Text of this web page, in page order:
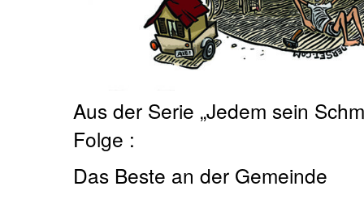
Aus der Serie „Jedem sein
Folge :
Das Beste an der Gemeinde